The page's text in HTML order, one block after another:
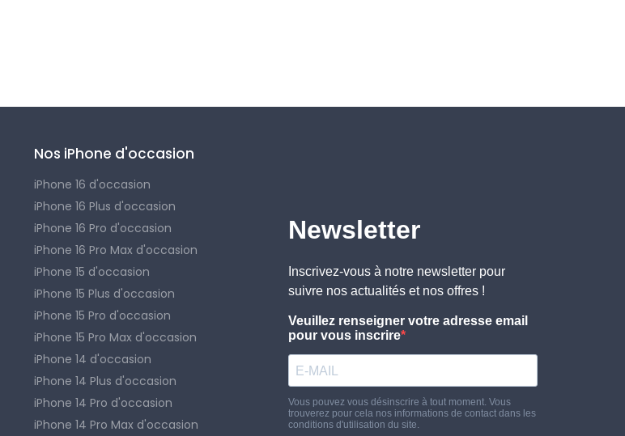
Nos iPhone d'occasion
iPhone 16 d'occasion
iPhone 16 Plus d'occasion
iPhone 16 Pro d'occasion
iPhone 16 Pro Max d'occasion
iPhone 15 d'occasion
iPhone 15 Plus d'occasion
iPhone 15 Pro d'occasion
iPhone 15 Pro Max d'occasion
iPhone 14 d'occasion
iPhone 14 Plus d'occasion
iPhone 14 Pro d'occasion
iPhone 14 Pro Max d'occasion